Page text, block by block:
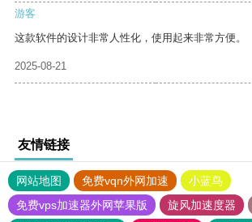
游客
这款软件的设计非常人性化，使用起来非常方便。
2025-08-21
友情链接
网站地图 免费vqn外网加速
小蓝鸟
免费vps加速器外网苹果版
旋风加速度器